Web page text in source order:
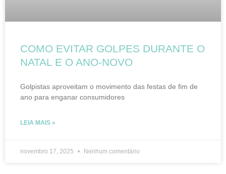
COMO EVITAR GOLPES DURANTE O
NATAL E O ANO-NOVO
Golpistas aproveitam o movimento das festas de fim de
ano para enganar consumidores
LEIA MAIS »
novembro 17, 2025 Nenhum comentário